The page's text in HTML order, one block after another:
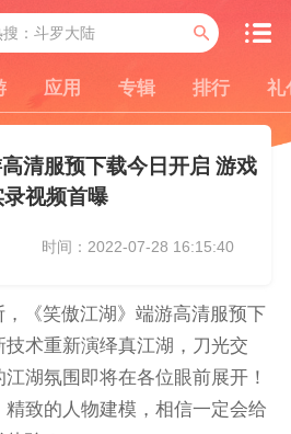
应用 专辑 排行 礼
高清服预下载今日开启 游戏
录视频首曝
时间：2022-07-28 16:15:40
《笑傲江湖》端游高清服预下
术重新演绎真江湖，刀光交
湖氛围即将在各位眼前展开！
致的人物建模，相信一定会给